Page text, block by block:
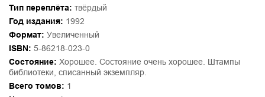
Тип переплёта: твёрдый
Год издания: 1992
Формат: Увеличенный
ISBN: 5-86218-023-0
Состояние: Хорошее. Состояние очень хорошее. Штампы
библиотеки, списанный экземпляр.
Всего томов: 1